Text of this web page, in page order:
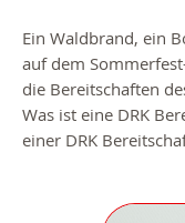
Ein Waldbrand, ein
auf dem
die Bereitschaften
Was ist eine DRK
einer DRK